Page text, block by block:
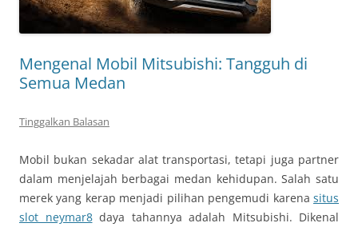
Mengenal Mobil Mitsubishi: Tangguh di
Semua Medan
Tinggalkan Balasan
Mobil bukan sekadar alat transportasi, tetapi juga partner
dalam menjelajah berbagai medan kehidupan. Salah satu
merek yang kerap menjadi pilihan pengemudi karena situs
slot neymar8daya tahannya adalah Mitsubishi. Dikenal